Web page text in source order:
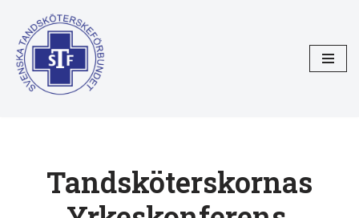
Hoppa
till
innehåll
Tandsköterskornas